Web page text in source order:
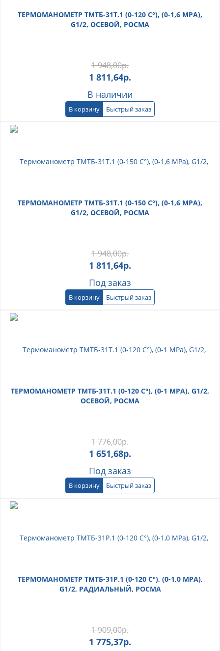
ТЕРМОМАНОМЕТР ТМТБ-31Т.1 (0-120 С°), (0-1,6 МРА),
G1/2, ОСЕВОЙ, РОСМА
1 948,00р.
1 811,64р.
В наличии
В корзину Быстрый заказ
ТЕРМОМАНОМЕТР ТМТБ-31Т.1 (0-150 С°), (0-1,6 МРА),
G1/2, ОСЕВОЙ, РОСМА
1 948,00р.
1 811,64р.
Под заказ
В корзину Быстрый заказ
ТЕРМОМАНОМЕТР ТМТБ-31Т.1 (0-120 С°), (0-1 МРА), G1/2,
ОСЕВОЙ, РОСМА
1 776,00р.
1 651,68р.
Под заказ
В корзину Быстрый заказ
ТЕРМОМАНОМЕТР ТМТБ-31Р.1 (0-120 С°), (0-1,0 МРА),
G1/2, РАДИАЛЬНЫЙ, РОСМА
1 909,00р.
1 775,37р.